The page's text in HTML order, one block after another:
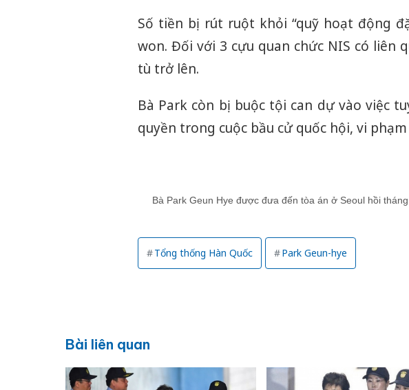
Số tiền bị rút ruột khỏi “quỹ hoạt động
won. Đối với 3 cựu quan chức NIS có liên
tù trở lên.
Bà Park còn bị buộc tội can dự vào việc
quyền trong cuộc bầu cử quốc hội, vi
Bà Park Geun Hye được đưa đến tòa án ở Seoul hồi
Tổng thống Hàn Quốc Park Geun-hye
Bài liên quan